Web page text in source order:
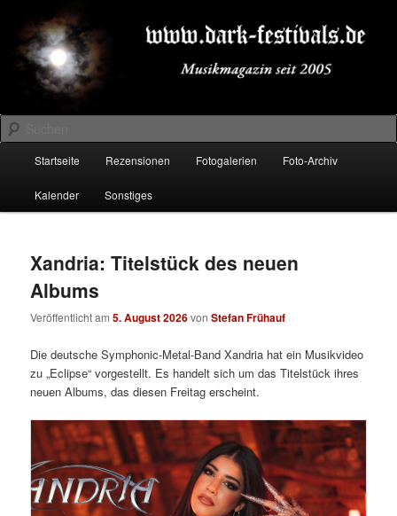
primären
Inhalt
springen
sekundären
Inhalt
springenDARK-FESTIVALS.DE
Suchen
Startseite Rezensionen Fotogalerien Foto-Archiv
Kalender Sonstiges
Xandria: Titelstück des neuen
Albums
Veröffentlicht am5. August 2026vonStefan Frühauf
Die deutsche Symphonic-Metal-Band Xandria hat ein Musikvideo
zu „Eclipse“ vorgestellt. Es handelt sich um das Titelstück ihres
neuen Albums, das diesen Freitag erscheint.